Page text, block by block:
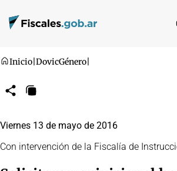
Inicio DovicGénero
CompartirCopiar
Viernes 13 de mayo de 2016
Con intervención de la Fiscalía de